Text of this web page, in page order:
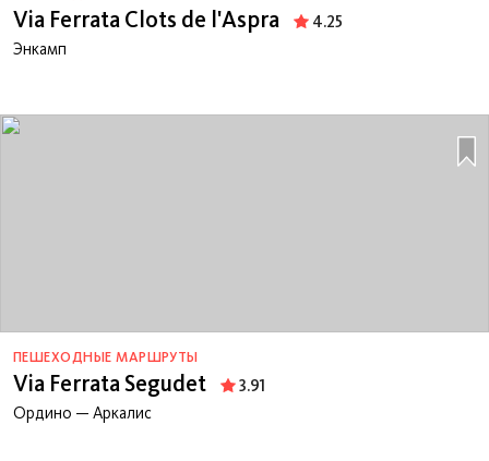
Via Ferrata Clots de l'Aspra
4.25
Энкамп
ПЕШЕХОДНЫЕ МАРШРУТЫ
Via Ferrata Segudet
3.91
Ордино — Аркалис